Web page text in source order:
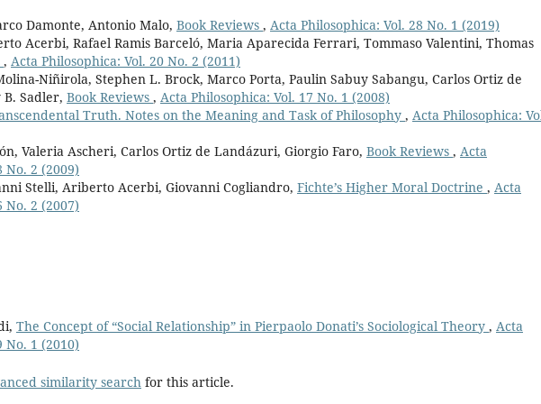
Damonte, Antonio Malo, Book Reviews , Acta Philosophica: Vol. 28 No. 1 (2019)
Acerbi, Rafael Ramis Barceló, Maria Aparecida Ferrari, Tommaso Valentini, Thomas
, Acta Philosophica: Vol. 20 No. 2 (2011)
Niñirola, Stephen L. Brock, Marco Porta, Paulin Sabuy Sabangu, Carlos Ortiz de
Sadler, Book Reviews , Acta Philosophica: Vol. 17 No. 1 (2008)
Truth. Notes on the Meaning and Task of Philosophy , Acta Philosophica:
Valeria Ascheri, Carlos Ortiz de Landázuri, Giorgio Faro, Book Reviews , Acta
No. 2 (2009)
Stelli, Ariberto Acerbi, Giovanni Cogliandro, Fichte’s Higher Moral Doctrine , Acta
No. 2 (2007)
The Concept of “Social Relationship” in Pierpaolo Donati’s Sociological Theory , Acta
No. 1 (2010)
similarity search for this article.